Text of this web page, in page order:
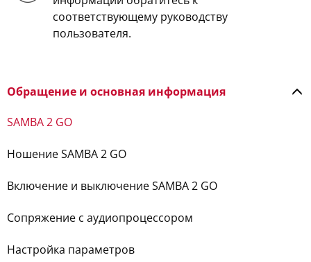
соответствующему руководству
пользователя.
Обращение и основная информация
SAMBA 2 GO
Ношение SAMBA 2 GO
Включение и выключение SAMBA 2 GO
Сопряжение с аудиопроцессором
Настройка параметров